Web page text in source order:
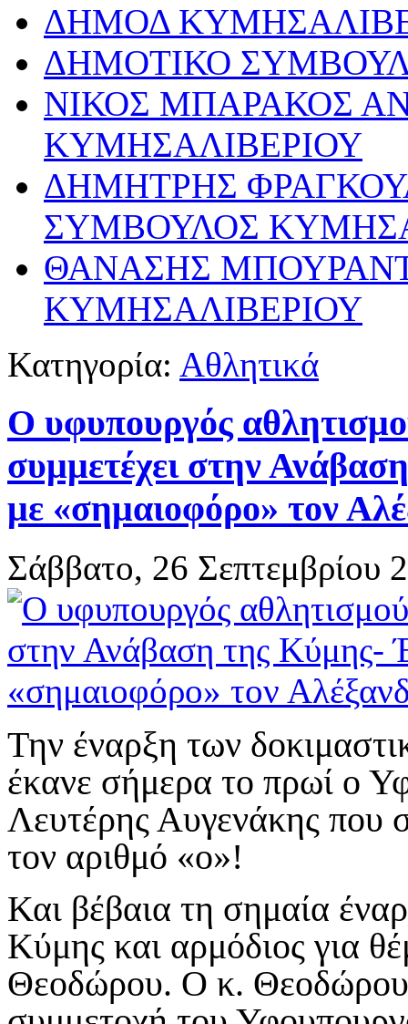
ΔΗΜΟΔ
ΔΗΜΟΤΙΚΟ
ΝΙΚΟΣ ΜΠΑΡΑΚΟΣ
ΚΥΜΗΣΑΛΙΒΕΡΙΟΥ
ΔΗΜΗΤΡΗΣ
ΣΥΜΒΟΥΛΟΣ
ΘΑΝΑΣΗΣ
ΚΥΜΗΣΑΛΙΒΕΡΙΟΥ
Κατηγορία: Αθλητικά
Ο υφυπουργός
συμμετέχει στην
με «σημαιοφόρο» τον
Σάββατο, 26 Σεπτεμβρίου
Την έναρξη των
έκανε σήμερα το πρωί ο
Λευτέρης Αυγενάκης που
τον αριθμό «ο»!
Και βέβαια τη σημαία
Κύμης και αρμόδιος για
Θεοδώρου. Ο κ. Θεοδώρου